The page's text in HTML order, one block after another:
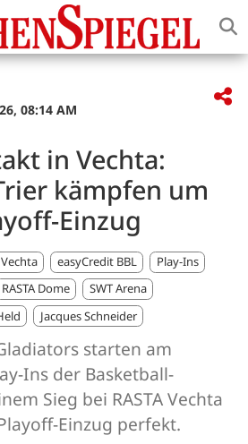
08:14 AM
in Vechta:
kämpfen um
Einzug
Vechta easyCredit BBL
Play-Ins
RASTA Dome
SWT Arena
Jacques Schneider
starten am
Ins der Basketball-
Sieg bei RASTA Vechta
Einzug perfekt.